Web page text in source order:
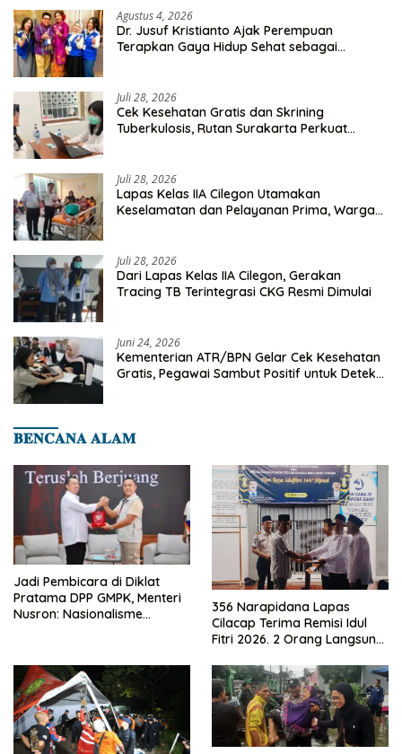
Agustus 4, 2026
Dr. Jusuf Kristianto Ajak Perempuan
Terapkan Gaya Hidup Sehat sebagai
Juli 28, 2026
Cek Kesehatan Gratis dan Skrining
Tuberkulosis, Rutan Surakarta Perkuat
Juli 28, 2026
Lapas Kelas IIA Cilegon Utamakan
Keselamatan dan Pelayanan Prima, Warga
Juli 28, 2026
Dari Lapas Kelas IIA Cilegon, Gerakan
Tracing TB Terintegrasi CKG Resmi Dimulai
Juni 24, 2026
Kementerian ATR/BPN Gelar Cek Kesehatan
Gratis, Pegawai Sambut Positif untuk Deteksi
𝐁𝐄𝐍𝐂𝐀𝐍𝐀 𝐀𝐋𝐀𝐌
Jadi Pembicara di Diklat
Pratama DPP GMPK, Menteri
Nusron: Nasionalisme
356 Narapidana Lapas
Cilacap Terima Remisi Idul
Fitri 2026. 2 Orang Langsung